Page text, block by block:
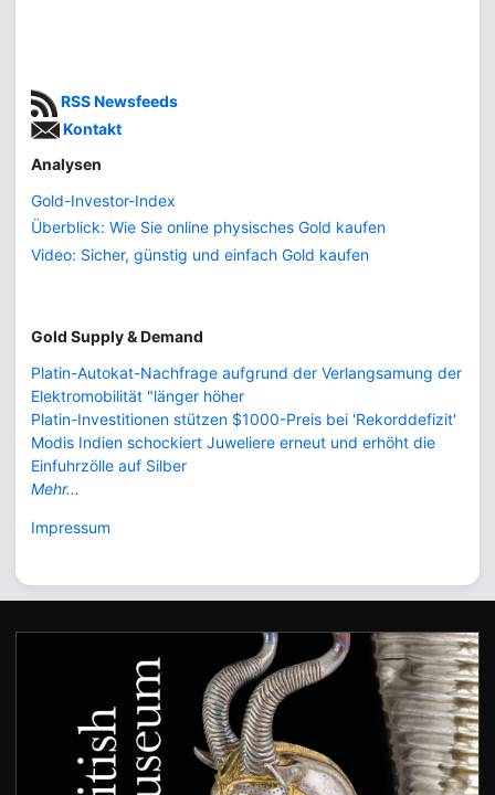
RSS Newsfeeds
Kontakt
Analysen
Gold-Investor-Index
Überblick: Wie Sie online physisches Gold kaufen
Video: Sicher, günstig und einfach Gold kaufen
Gold Supply & Demand
Platin-Autokat-Nachfrage aufgrund der Verlangsamung der
Elektromobilität "länger höher
Platin-Investitionen stützen $1000-Preis bei 'Rekorddefizit'
Modis Indien schockiert Juweliere erneut und erhöht die
Einfuhrzölle auf Silber
Mehr...
Impressum